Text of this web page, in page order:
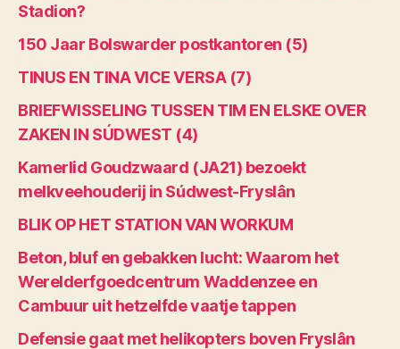
Stadion?
150 Jaar Bolswarder postkantoren (5)
TINUS EN TINA VICE VERSA (7)
BRIEFWISSELING TUSSEN TIM EN ELSKE OVER
ZAKEN IN SÚDWEST (4)
Kamerlid Goudzwaard (JA21) bezoekt
melkveehouderij in Súdwest-Fryslân
BLIK OP HET STATION VAN WORKUM
Beton, bluf en gebakken lucht: Waarom het
Werelderfgoedcentrum Waddenzee en
Cambuur uit hetzelfde vaatje tappen
Defensie gaat met helikopters boven Fryslân